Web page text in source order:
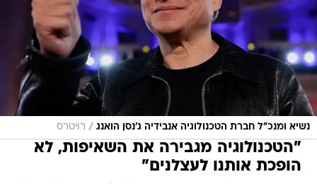
נשיא ומנכ"ל חברת הטכנולוגיה אנבידיה ג'נסן הואנג / רויטרס
"הטכנולוגיה מגבירה את השאיפות, לא
הופכת אותנו לעצלנים"